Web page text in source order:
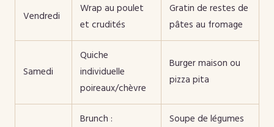
Vendredi
Wrap au poulet
et crudités
Gratin de restes de
pâtes au fromage
Samedi
Quiche
individuelle
poireaux/chèvre
Burger maison ou
pizza pita
Brunch :
Soupe de légumes